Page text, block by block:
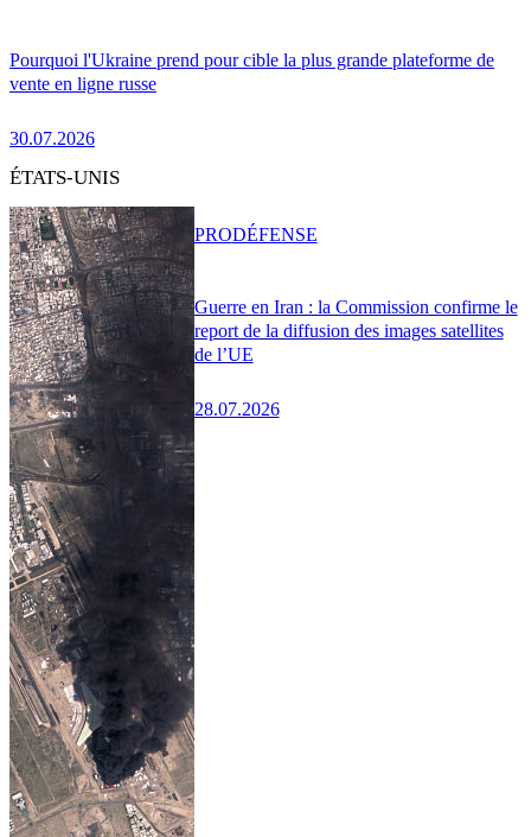
Pourquoi l'Ukraine prend pour cible la plus grande plateforme de
vente en ligne russe
30.07.2026
ÉTATS-UNIS
Guerre en Iran : la Commission confirme le
report de la diffusion des images satellites
de l’UE
28.07.2026
PRODÉFENSE